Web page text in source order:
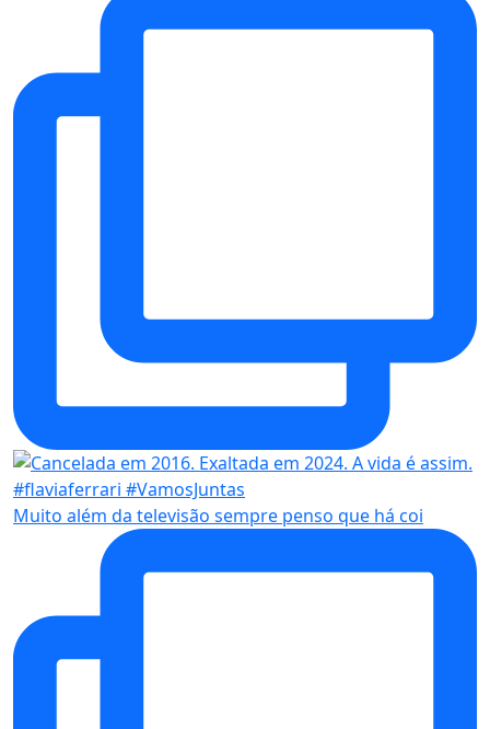
Muito além da televisão sempre penso que há coi